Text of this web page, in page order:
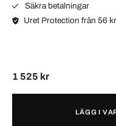
Säkra betalningar
Uret Protection från 56
1 525 kr
LÄGG I